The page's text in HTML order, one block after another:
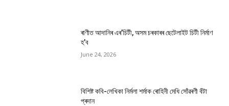
ৰাণীত আদানিৰ এৰ’চিটী, অসম চৰকাৰৰ ছেটেলাইট চিটী নিৰ্মাণ
হ’ব
June 24, 2026
বিশিষ্ট কবি-লেখিকা নিৰ্মলা শৰ্মাক ৰোহিনী মেধি সোঁৱৰণী বঁটা
প্ৰদান